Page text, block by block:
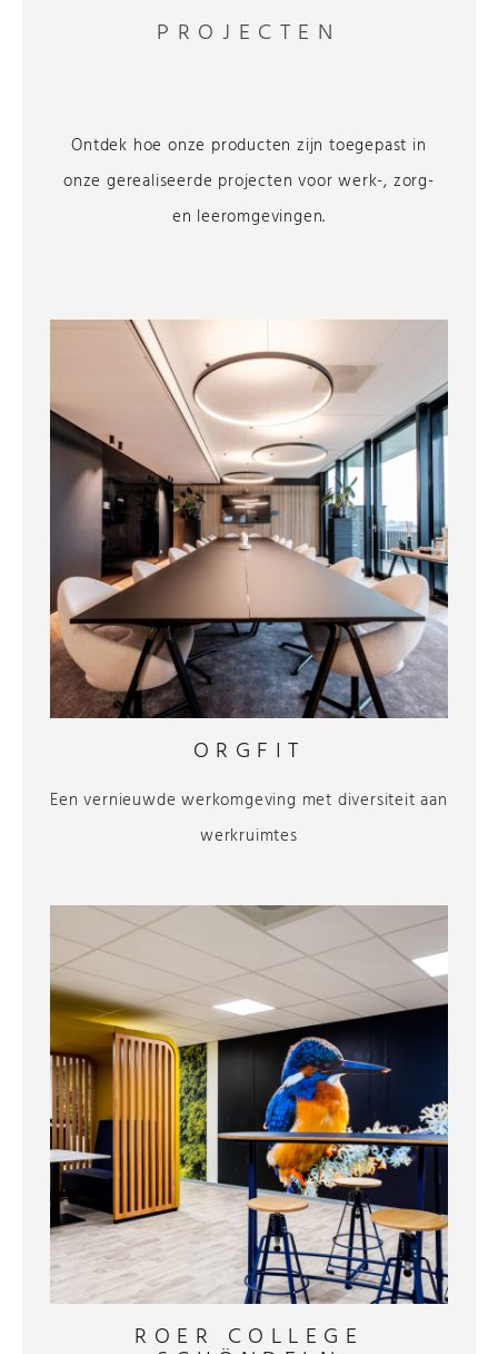
PROJECTEN
Ontdek hoe onze producten zijn toegepast in
onze gerealiseerde projecten voor werk-, zorg-
en leeromgevingen.
ORGFIT
Een vernieuwde werkomgeving met diversiteit aan
werkruimtes
ROER COLLEGE